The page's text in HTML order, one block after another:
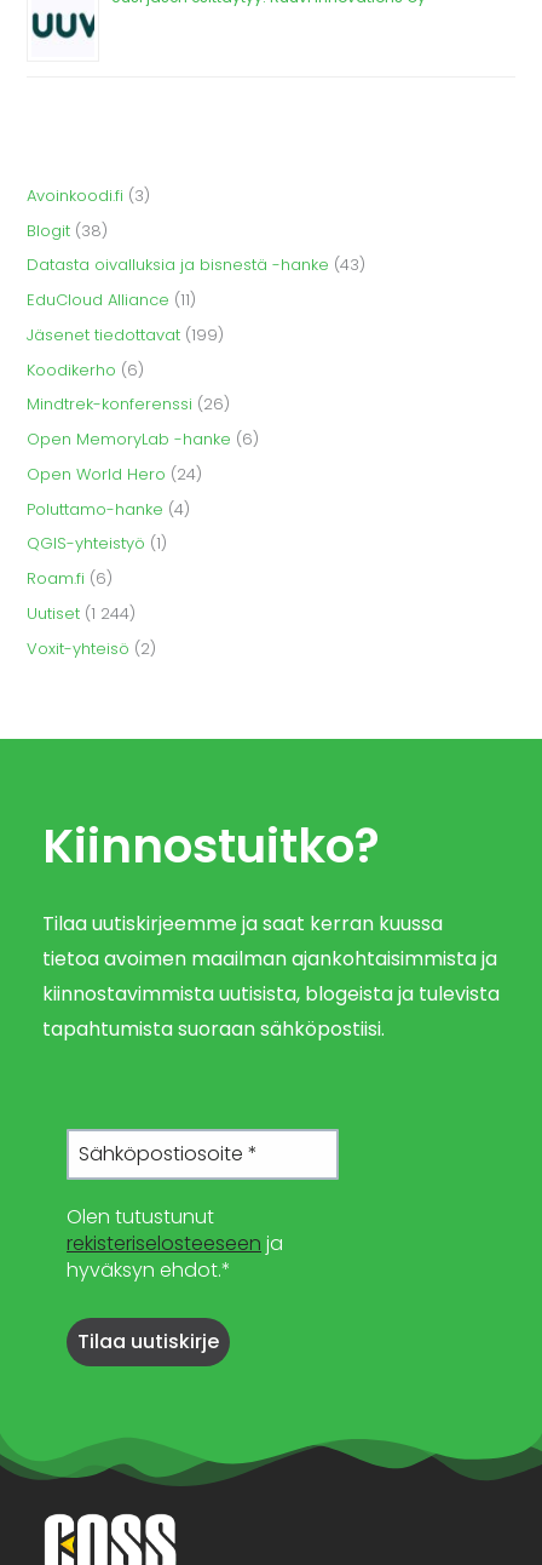
Avoinkoodi.fi (3)
Blogit (38)
Datasta oivalluksia ja bisnestä -hanke (43)
EduCloud Alliance (11)
Jäsenet tiedottavat (199)
Koodikerho (6)
Mindtrek-konferenssi (26)
Open MemoryLab -hanke (6)
Open World Hero (24)
Poluttamo-hanke (4)
QGIS-yhteistyö (1)
Roam.fi (6)
Uutiset (1 244)
Voxit-yhteisö (2)
Kiinnostuitko?
Tilaa uutiskirjeemme ja saat kerran kuussa
tietoa avoimen maailman ajankohtaisimmista ja
kiinnostavimmista uutisista, blogeista ja tulevista
tapahtumista suoraan sähköpostiisi.
Olen tutustunut
rekisteriselosteeseen ja
hyväksyn ehdot.*